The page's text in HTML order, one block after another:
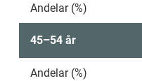
Andelar (%)
45–54 år
Andelar (%)